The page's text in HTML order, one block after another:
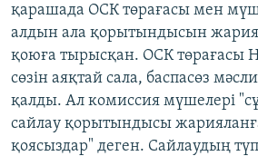
қарашада ОСК төрағасы мен
алдын ала қорытындысын
қоюға тырысқан. ОСК төрағасы
сөзін аяқтай сала, баспасөз
қалды. Ал комиссия мүшелері
сайлау қорытындысы
қоясыздар" деген. Сайлаудың